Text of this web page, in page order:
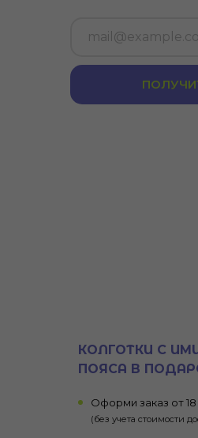
Оформи заказ от
(без учета стоимости
КОЛГОТКИ С
ПОЯСА В